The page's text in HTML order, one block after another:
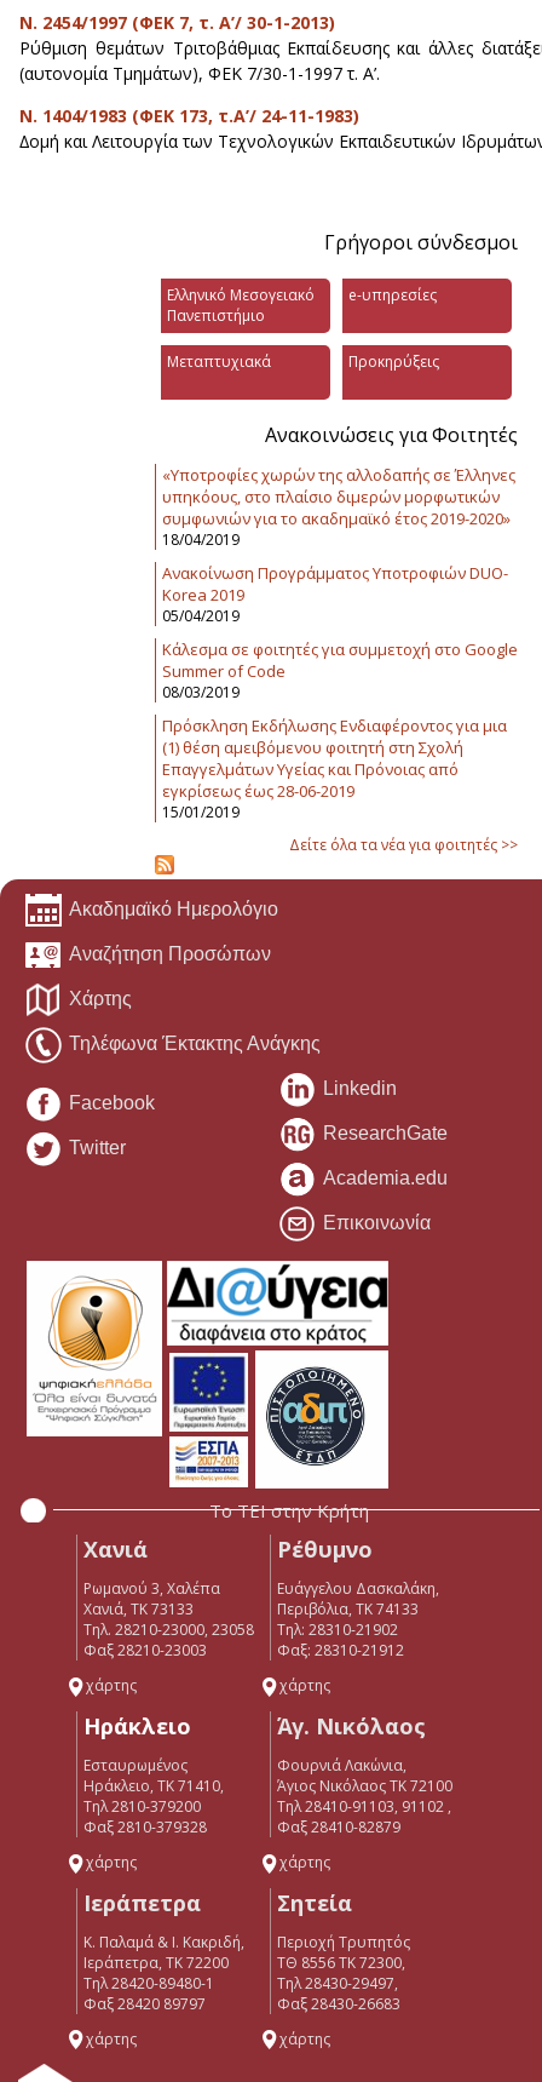
N. 2454/1997 (ΦΕΚ 7, τ. Α’/ 30-1-2013)
Ρύθµιση θεµάτων Τριτοβάθµιας Εκπαίδευσης και άλλες
(αυτονοµία Τµηµάτων), ΦΕΚ 7/30-1-1997 τ. Α’.
Ν. 1404/1983 (ΦΕΚ 173, τ.Α’/ 24-11-1983)
∆οµή και Λειτουργία των Τεχνολογικών Εκπαιδευτικών
Γρήγοροι σύνδεσμοι
Ελληνικό Μεσογειακό
Πανεπιστήμιο
e-υπηρεσίες
Μεταπτυχιακά Προκηρύξεις
Ανακοινώσεις για Φοιτητές
«Υποτροφίες χωρών της αλλοδαπής σε Έλληνες
υπηκόους, στο πλαίσιο διμερών μορφωτικών
συμφωνιών για το ακαδημαϊκό έτος 2019-2020»
18/04/2019
Ανακοίνωση Προγράμματος Υποτροφιών DUO-
Korea 2019
05/04/2019
Κάλεσμα σε φοιτητές για συμμετοχή στο Google
Summer of Code
08/03/2019
Πρόσκληση Εκδήλωσης Ενδιαφέροντος για μια
(1) θέση αμειβόμενου φοιτητή στη Σχολή
Επαγγελμάτων Υγείας και Πρόνοιας από
εγκρίσεως έως 28-06-2019
15/01/2019
Δείτε όλα τα νέα για φοιτητές >>
Ακαδημαϊκό Ημερολόγιο
Αναζήτηση Προσώπων
Χάρτης
Τηλέφωνα Έκτακτης Ανάγκης
Facebook
Twitter
Linkedin
ResearchGate
Academia.edu
Επικοινωνία
Το ΤΕΙ στην Κρήτη
Χανιά
Ρωμανού 3, Χαλέπα
Χανιά, ΤΚ 73133
Τηλ. 28210-23000, 23058
Φαξ 28210-23003
χάρτης
Ρέθυμνο
Ευάγγελου Δασκαλάκη,
Περιβόλια, ΤΚ 74133
Tηλ: 28310-21902
Φαξ: 28310-21912
χάρτης
Ηράκλειο
Εσταυρωμένος
Ηράκλειο, ΤΚ 71410,
Τηλ 2810-379200
Φαξ 2810-379328
χάρτης
Άγ. Νικόλαος
Φουρνιά Λακώνια,
Άγιος Νικόλαος ΤΚ 72100
Τηλ 28410-91103, 91102 ,
Φαξ 28410-82879
χάρτης
Ιεράπετρα
Κ. Παλαμά & Ι. Κακριδή,
Ιεράπετρα, ΤΚ 72200
Tηλ 28420-89480-1
Φαξ 28420 89797
χάρτης
Σητεία
Περιοχή Τρυπητός
ΤΘ 8556 ΤΚ 72300,
Τηλ 28430-29497,
Φαξ 28430-26683
χάρτης